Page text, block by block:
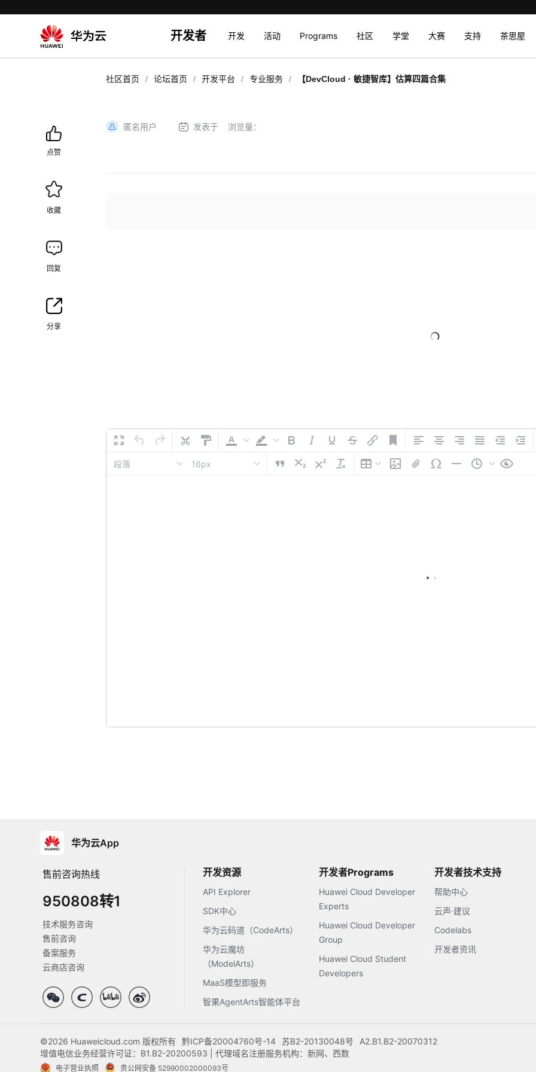
开发者 开发 活动 Programs 社区 学堂 大赛 支持 茶思屋
社区首页 / 论坛首页 / 开发平台 / 专业服务 / 【DevCloud · 敏捷智库】估算四篇合集
点赞
收藏
回复
分享
匿名用户 发表于 浏览量：
段落 16px
华为云App
售前咨询热线
950808转1
技术服务咨询
售前咨询
备案服务
云商店咨询
开发资源
API Explorer
SDK中心
华为云码道（CodeArts）
华为云魔坊
（ModelArts）
MaaS模型即服务
智果AgentArts智能体平台
开发者Programs
Huawei Cloud Developer
Experts
Huawei Cloud Developer
Group
Huawei Cloud Student
Developers
开发者技术支持
帮助中心
云声·建议
Codelabs
开发者资讯
©2026 Huaweicloud.com 版权所有 黔ICP备20004760号-14 苏B2-20130048号
A2.B1.B2-20070312
增值电信业务经营许可证：B1.B2-20200593 | 代理域名注册服务机构：新网、西数
电子营业执照 贵公网安备 52990002000093号